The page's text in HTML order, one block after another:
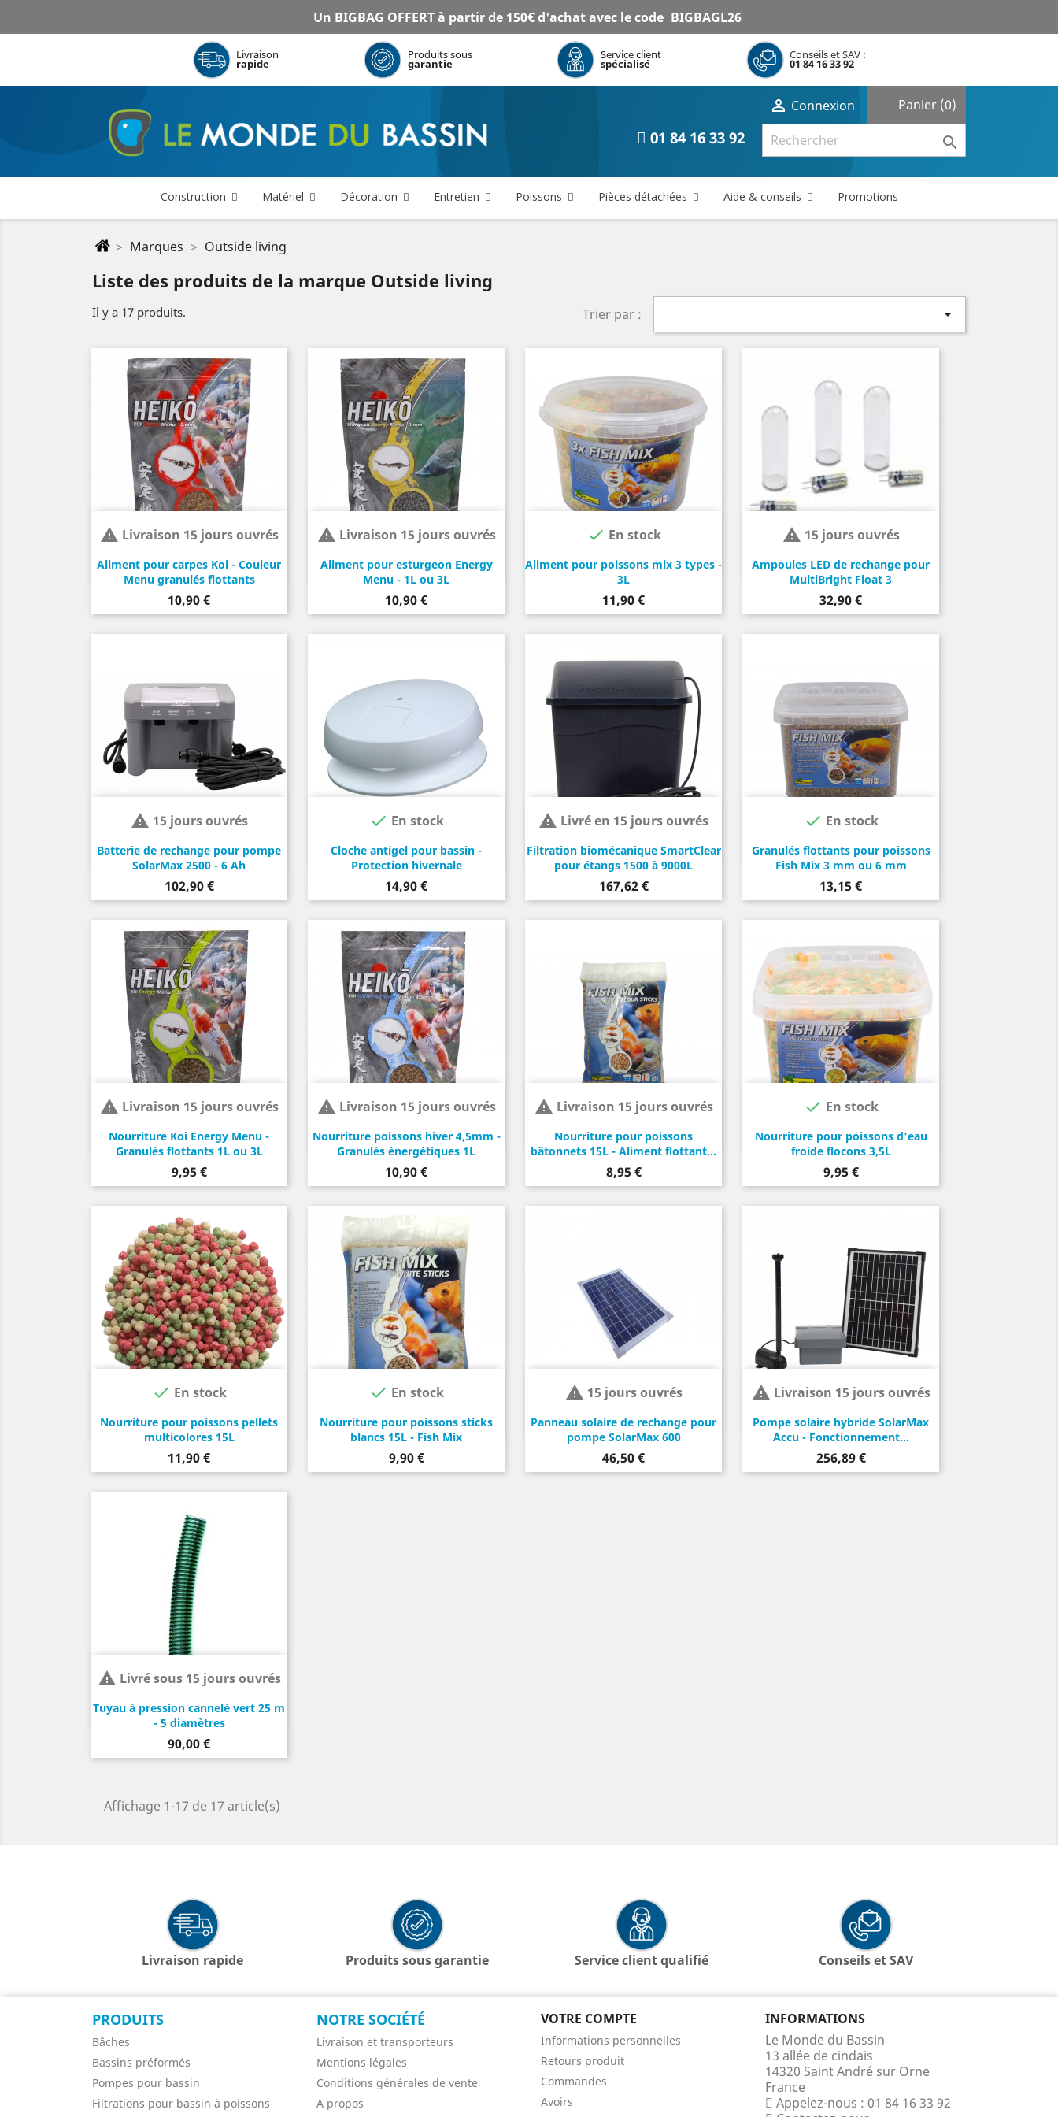
Un BIGBAG OFFERT à partir de 150€ d'achat avec le code BIGBAGL26
Livraison
rapide
Produits sous
garantie
Service client
spécialisé
Conseils et SAV :
01 84 16 33 92
 Connexion Panier (0)
01 84 16 33 92 
Construction Matériel Décoration Entretien Poissons Pièces détachées Aide & conseils Promotions
Marques Outside living
Liste des produits de la marque Outside living
Il y a 17 produits. Trier par : 
Aliment pour carpes Koi - Couleur
Menu granulés flottants
Prix
10,90 €
 Livraison 15 jours ouvrés
Aliment pour esturgeon Energy
Menu - 1L ou 3L
Prix
10,90 €
 Livraison 15 jours ouvrés
Aliment pour poissons mix 3 types -
3L
Prix
11,90 €
 En stock
Ampoules LED de rechange pour
MultiBright Float 3
Prix
32,90 €
 15 jours ouvrés
Batterie de rechange pour pompe
SolarMax 2500 - 6 Ah
Prix
102,90 €
 15 jours ouvrés
Cloche antigel pour bassin -
Protection hivernale
Prix
14,90 €
 En stock
Filtration biomécanique SmartClear
pour étangs 1500 à 9000L
Prix
167,62 €
 Livré en 15 jours ouvrés
Granulés flottants pour poissons
Fish Mix 3 mm ou 6 mm
Prix
13,15 €
 En stock
Nourriture Koi Energy Menu -
Granulés flottants 1L ou 3L
Prix
9,95 €
 Livraison 15 jours ouvrés
Nourriture poissons hiver 4,5mm -
Granulés énergétiques 1L
Prix
10,90 €
 Livraison 15 jours ouvrés
Nourriture pour poissons
bâtonnets 15L - Aliment flottant...
Prix
8,95 €
 Livraison 15 jours ouvrés
Nourriture pour poissons d'eau
froide flocons 3,5L
Prix
9,95 €
 En stock
Nourriture pour poissons pellets
multicolores 15L
Prix
11,90 €
 En stock
Nourriture pour poissons sticks
blancs 15L - Fish Mix
Prix
9,90 €
 En stock
Panneau solaire de rechange pour
pompe SolarMax 600
Prix
46,50 €
 15 jours ouvrés
Pompe solaire hybride SolarMax
Accu - Fonctionnement...
Prix
256,89 €
 Livraison 15 jours ouvrés
Tuyau à pression cannelé vert 25 m
- 5 diamètres
Prix
90,00 €
 Livré sous 15 jours ouvrés
Affichage 1-17 de 17 article(s)
Livraison rapide Produits sous garantie Service client qualifié Conseils et SAV
PRODUITS
Bâches
Bassins préformés
Pompes pour bassin
Filtrations pour bassin à poissons
NOTRE SOCIÉTÉ
Livraison et transporteurs
Mentions légales
Conditions générales de vente
A propos
VOTRE COMPTE
Informations personnelles
Retours produit
Commandes
Avoirs
INFORMATIONS
Le Monde du Bassin
13 allée de cindais
14320 Saint André sur Orne
France
Appelez-nous : 01 84 16 33 92